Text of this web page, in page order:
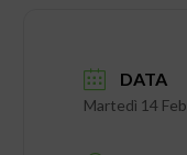
DATA
Martedì 14